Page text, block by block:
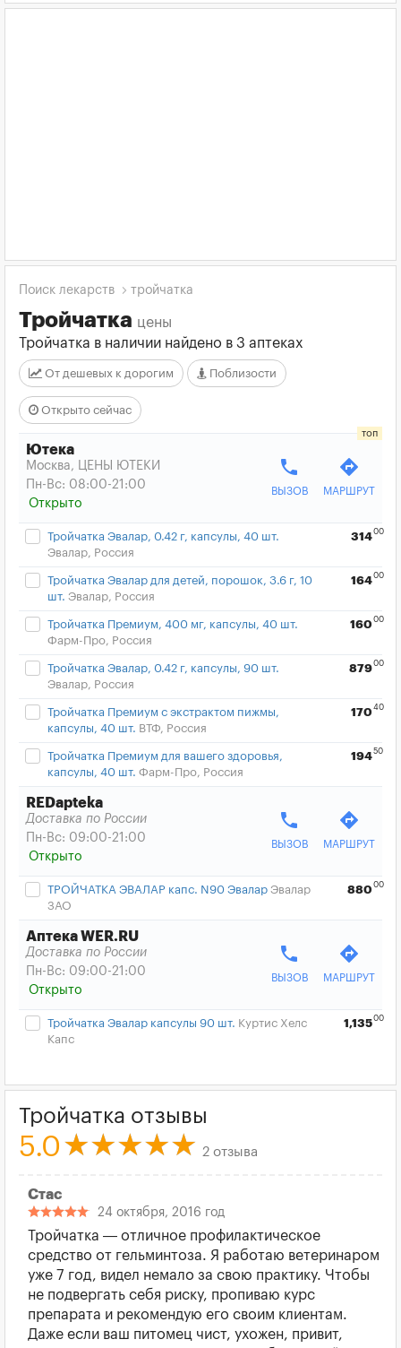
Поиск лекарств тройчатка
Тройчатка цены
Тройчатка в наличии найдено в 3 аптеках
От дешевых к дорогим Поблизости
Открыто сейчас
Ютека
Москва, ЦЕНЫ ЮТЕКИ
Пн-Вс: 08:00-21:00
Открыто
phone
ВЫЗОВ
directions
МАРШРУТ
Тройчатка Эвалар, 0.42 г, капсулы, 40 шт.
Эвалар, Россия
31400
Тройчатка Эвалар для детей, порошок, 3.6 г, 10
шт. Эвалар, Россия
16400
Тройчатка Премиум, 400 мг, капсулы, 40 шт.
Фарм-Про, Россия
160 00
Тройчатка Эвалар, 0.42 г, капсулы, 90 шт.
Эвалар, Россия
87900
Тройчатка Премиум с экстрактом пижмы,
капсулы, 40 шт. ВТФ, Россия
170 40
Тройчатка Премиум для вашего здоровья,
капсулы, 40 шт. Фарм-Про, Россия
19450
REDapteka
Доставка по России
Пн-Вс: 09:00-21:00
Открыто
phone
ВЫЗОВ
directions
МАРШРУТ
ТРОЙЧАТКА ЭВАЛАР капс. N90 Эвалар Эвалар
ЗАО
880 00
Аптека WER.RU
Доставка по России
Пн-Вс: 09:00-21:00
Открыто
phone
ВЫЗОВ
directions
МАРШРУТ
Тройчатка Эвалар капсулы 90 шт. Куртис Хелс
Капс
1,13500
Тройчатка отзывы
5.0 2 отзыва
Стас
24 октября, 2016 год
Тройчатка — отличное профилактическое
средство от гельминтоза. Я работаю ветеринаром
уже 7 год, видел немало за свою практику. Чтобы
не подвергать себя риску, пропиваю курс
препарата и рекомендую его своим клиентам.
Даже если ваш питомец чист, ухожен, привит,